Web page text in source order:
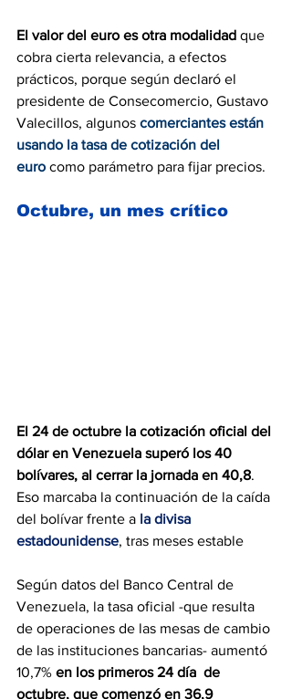
El valor del euro es otra modalidad que
cobra cierta relevancia, a efectos
prácticos, porque según declaró el
presidente de Consecomercio, Gustavo
Valecillos, algunos comerciantes están
usando la tasa de cotización del
euro como parámetro para fijar precios.
Octubre, un mes crítico
El 24 de octubre la cotización oficial del
dólar en Venezuela superó los 40
bolívares, al cerrar la jornada en 40,8.
Eso marcaba la continuación de la caída
del bolívar frente a la divisa
estadounidense, tras meses estable
Según datos del Banco Central de
Venezuela, la tasa oficial -que resulta
de operaciones de las mesas de cambio
de las instituciones bancarias- aumentó
10,7% en los primeros 24 día  de
octubre, que comenzó en 36,9